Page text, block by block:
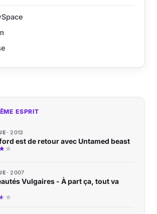
ESPRIT
2013
est de retour avec Untamed beast
2007
Vulgaires - À part ça, tout va